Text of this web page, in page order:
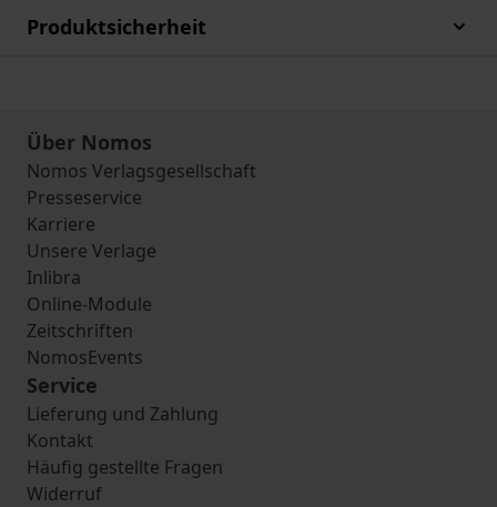
Produktsicherheit
Über Nomos
Nomos Verlagsgesellschaft
Presseservice
Karriere
Unsere Verlage
Inlibra
Online-Module
Zeitschriften
NomosEvents
Service
Lieferung und Zahlung
Kontakt
Häufig gestellte Fragen
Widerruf